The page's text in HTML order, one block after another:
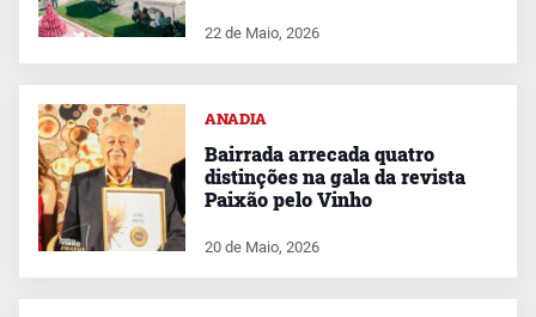
22 de Maio, 2026
ANADIA
Bairrada arrecada quatro
distinções na gala da revista
Paixão pelo Vinho
20 de Maio, 2026